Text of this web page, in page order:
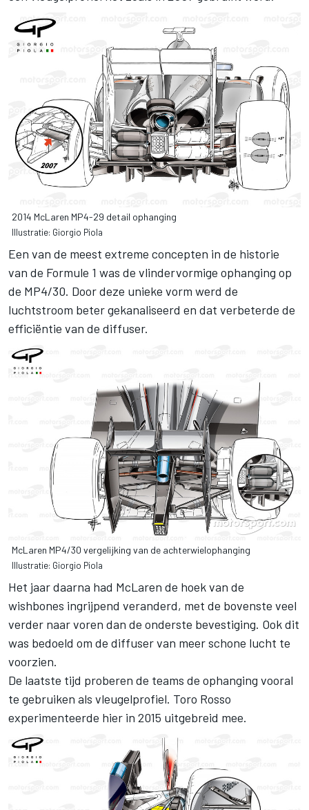
2014 McLaren MP4-29 detail ophanging
Illustratie: Giorgio Piola
Een van de meest extreme concepten in de historie
van de Formule 1 was de vlindervormige ophanging op
de MP4/30. Door deze unieke vorm werd de
luchtstroom beter gekanaliseerd en dat verbeterde de
efficiëntie van de diffuser.
McLaren MP4/30 vergelijking van de achterwielophanging
Illustratie: Giorgio Piola
Het jaar daarna had McLaren de hoek van de
wishbones ingrijpend veranderd, met de bovenste veel
verder naar voren dan de onderste bevestiging. Ook dit
was bedoeld om de diffuser van meer schone lucht te
voorzien.
De laatste tijd proberen de teams de ophanging vooral
te gebruiken als vleugelprofiel. Toro Rosso
experimenteerde hier in 2015 uitgebreid mee.